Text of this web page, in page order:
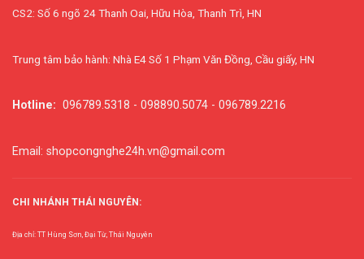
CS2: Số 6 ngõ 24 Thanh Oai, Hữu Hòa, Thanh Trì, HN
Trung tâm bảo hành: Nhà E4 Số 1 Phạm Văn Đồng, Cầu giấy, HN
Hotline: 096789.5318 - 098890.5074 - 096789.2216
Email: shopcongnghe24h.vn@gmail.com
CHI NHÁNH THÁI NGUYÊN:
Địa chỉ: TT Hùng Sơn, Đại Từ, Thái Nguyên